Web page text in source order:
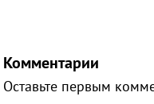
Комментарии
Оставьте первым